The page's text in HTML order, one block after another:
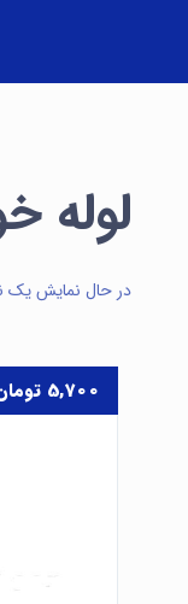
لوله
در حال نمایش یک
5,700